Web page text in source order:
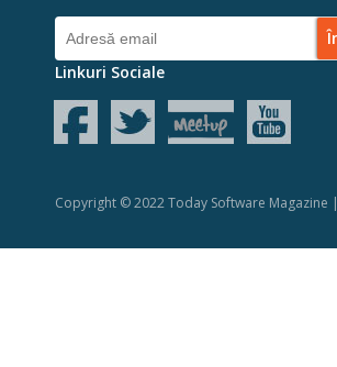
Linkuri Sociale
Copyright © 2022 Today Software Magazine |